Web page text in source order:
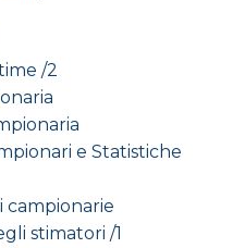
/2
e Statistiche
campionarie
stimatori /1